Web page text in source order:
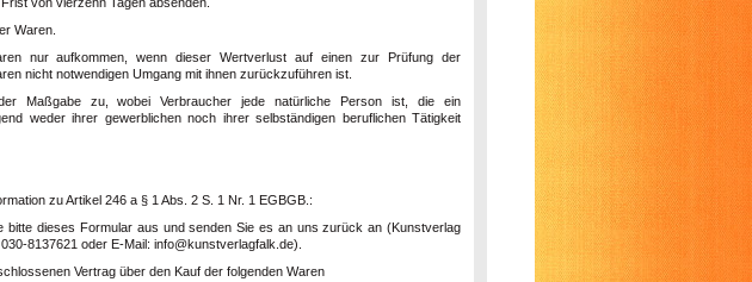
Waren.
nur aufkommen, wenn dieser Wertverlust auf einen zur Prüfung der
nicht notwendigen Umgang mit ihnen zurückzuführen ist.
Maßgabe zu, wobei Verbraucher jede natürliche Person ist, die ein
weder ihrer gewerblichen noch ihrer selbständigen beruflichen Tätigkeit
zu Artikel 246 a § 1 Abs. 2 S. 1 Nr. 1 EGBGB.:
bitte dieses Formular aus und senden Sie es an uns zurück an (Kunstverlag
8137621 oder E-Mail: info@kunstverlagfalk.de).
Vertrag über den Kauf der folgenden Waren